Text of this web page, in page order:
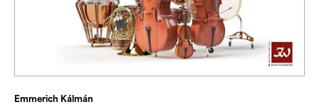
Emmerich Kálmán